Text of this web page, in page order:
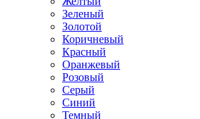
Зеленый
Золотой
Коричневый
Красный
Оранжевый
Розовый
Серый
Синий
Темный